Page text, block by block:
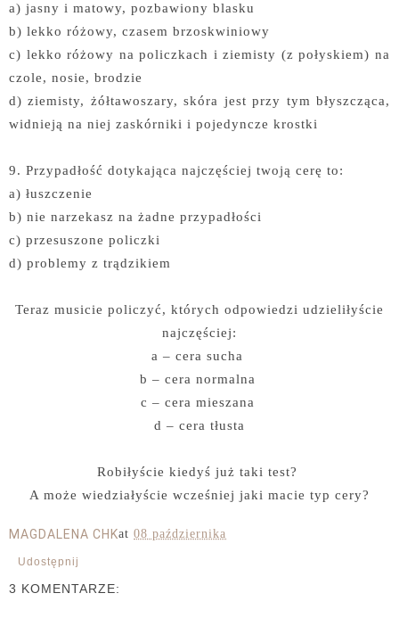
a) jasny i matowy, pozbawiony blasku
b) lekko różowy, czasem brzoskwiniowy
c) lekko różowy na policzkach i ziemisty (z połyskiem) na
czole, nosie, brodzie
d) ziemisty, żółtawoszary, skóra jest przy tym błyszcząca,
widnieją na niej zaskórniki i pojedyncze krostki
9. Przypadłość dotykająca najczęściej twoją cerę to:
a) łuszczenie
b) nie narzekasz na żadne przypadłości
c) przesuszone policzki
d) problemy z trądzikiem
Teraz musicie policzyć, których odpowiedzi udzieliłyście
najczęściej:
a – cera sucha
b – cera normalna
c – cera mieszana
d – cera tłusta
Robiłyście kiedyś już taki test?
A może wiedziałyście wcześniej jaki macie typ cery?
MAGDALENA CHKat 08 października
Udostępnij
3 KOMENTARZE: